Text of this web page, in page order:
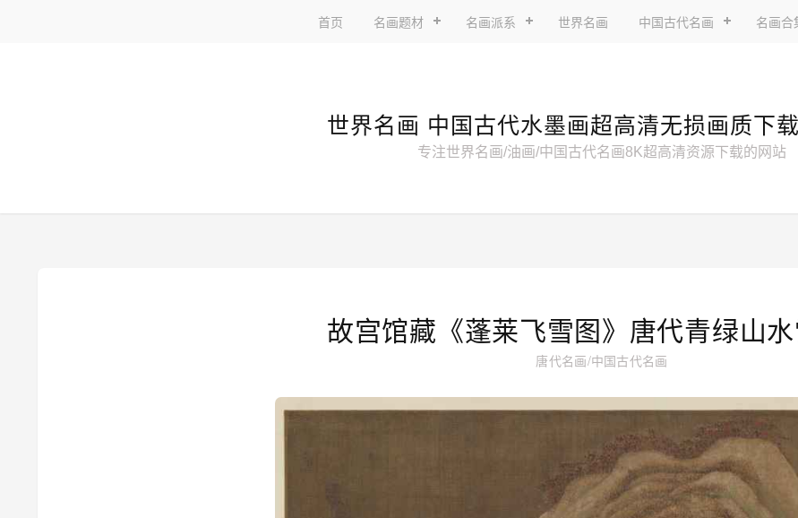
首页 名画题材 名画派系 世界名画 中国古代名画 名画合
世界名画 中国古代水墨画超高清无损画质下
专注世界名画/油画/中国古代名画8K超高清资源下载的网站
故宫馆藏《蓬莱飞雪图》唐代青绿山
唐代名画/中国古代名画